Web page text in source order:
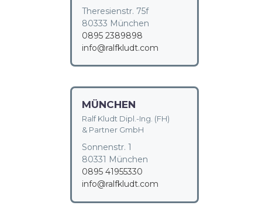
Theresienstr. 75f
80333 München
0895 2389898
info@ralfkludt.com
MÜNCHEN
Ralf Kludt Dipl.-Ing. (FH)
& Partner GmbH
Sonnenstr. 1
80331 München
0895 41955330
info@ralfkludt.com